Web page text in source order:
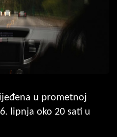
u prometnoj
lipnja oko 20 sati u